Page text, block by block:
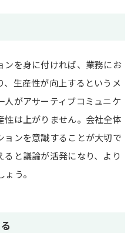
ンを身に付ければ、業務にお
生産性が向上するというメ
人がアサーティブコミュニケ
性は上がりません。会社全体
ョンを意識することが大切で
と議論が活発になり、より
う。